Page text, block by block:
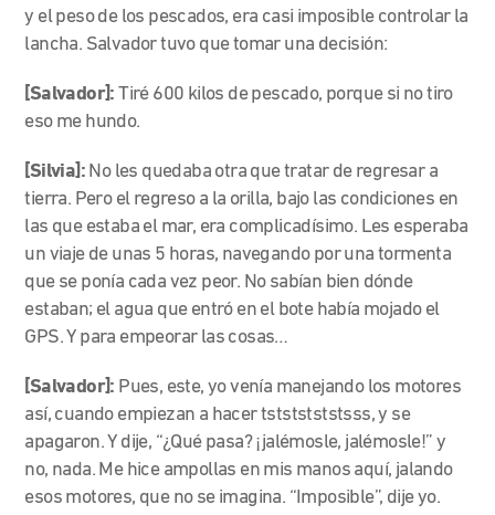
y el peso de los pescados, era casi imposible controlar la
lancha. Salvador tuvo que tomar una decisión:
[Salvador]:Tiré 600 kilos de pescado, porque si no tiro
eso me hundo.
[Silvia]: No les quedaba otra que tratar de regresar a
tierra. Pero el regreso a la orilla, bajo las condiciones en
las que estaba el mar, era complicadísimo. Les esperaba
un viaje de unas 5 horas, navegando por una tormenta
que se ponía cada vez peor. No sabían bien dónde
estaban; el agua que entró en el bote había mojado el
GPS. Y para empeorar las cosas…
[Salvador]: Pues, este, yo venía manejando los motores
así, cuando empiezan a hacer tstststststsss, y se
apagaron. Y dije, “¿Qué pasa? ¡jalémosle, jalémosle!” y
no, nada. Me hice ampollas en mis manos aquí, jalando
esos motores, que no se imagina. “Imposible”, dije yo.